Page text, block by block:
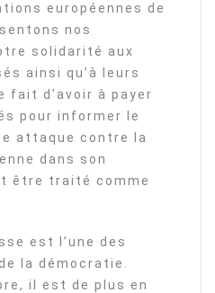
européennes de
nos
solidarité aux
ainsi qu’à leurs
fait d’avoir à payer
pour informer le
attaque contre la
dans son
être traité comme
est l’une des
la démocratie.
il est de plus en